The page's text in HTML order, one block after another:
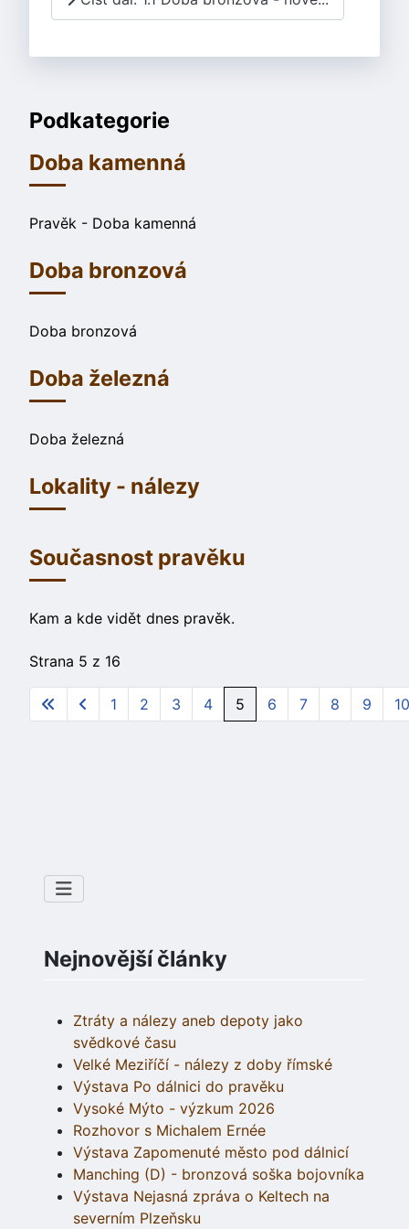
Podkategorie
Doba kamenná
Pravěk - Doba kamenná
Doba bronzová
Doba bronzová
Doba železná
Doba železná
Lokality - nálezy
Současnost pravěku
Kam a kde vidět dnes pravěk.
Strana 5 z 16
1 2 3 4 5 6 7 8 9 10
Nejnovější články
Ztráty a nálezy aneb depoty jako
svědkové času
Velké Meziříčí - nálezy z doby římské
Výstava Po dálnici do pravěku
Vysoké Mýto - výzkum 2026
Rozhovor s Michalem Ernée
Výstava Zapomenuté město pod dálnicí
Manching (D) - bronzová soška bojovníka
Výstava Nejasná zpráva o Keltech na
severním Plzeňsku